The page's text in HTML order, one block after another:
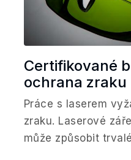
Certifikované
ochrana zraku
Práce s laserem
zraku. Laserové
může způsobit